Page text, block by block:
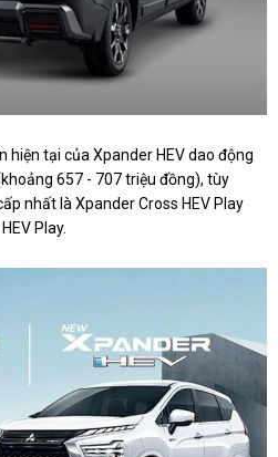
hiện tại của Xpander HEV dao động
657 - 707 triệu đồng), tùy
nhất là Xpander Cross HEV Play
Play.